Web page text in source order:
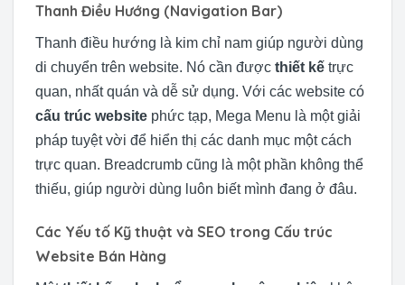
Thanh Điều Hướng (Navigation Bar)
Thanh điều hướng là kim chỉ nam giúp người dùng
di chuyển trên website. Nó cần được thiết kế trực
quan, nhất quán và dễ sử dụng. Với các website có
cấu trúc website phức tạp, Mega Menu là một giải
pháp tuyệt vời để hiển thị các danh mục một cách
trực quan. Breadcrumb cũng là một phần không thể
thiếu, giúp người dùng luôn biết mình đang ở đâu.
Các Yếu tố Kỹ thuật và SEO trong Cấu trúc
Website Bán Hàng